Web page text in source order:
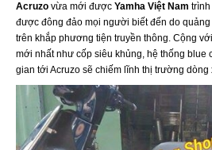
Acruzo vừa mới được Yamha Việt Nam
được đông đảo mọi người biết đến do quảng
trên khắp phương tiện truyền thông. Cộng
mới nhất như cốp siêu khủng, hệ thống blue
gian tới Acruzo sẽ chiếm lĩnh thị trường dòng